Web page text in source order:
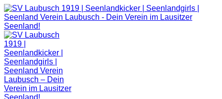
Zum
Inhalt
springen